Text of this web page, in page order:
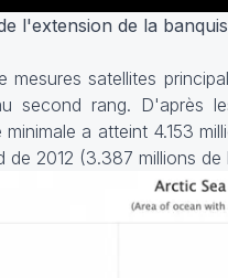
l'extension de la
mesures satellites
second rang. D'après
a atteint 4.153
de 2012 (3.387 millions de